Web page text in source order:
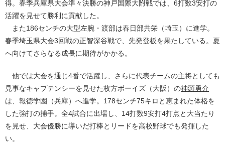
得。春季兵庫県大会準々決勝の神戸国際大附戦では、6打数3安打の
活躍を見せて勝利に貢献した。
また186センチの大型左腕・渡部は春日部共栄（埼玉）に進学。
春季埼玉県大会3回戦の正智深谷戦で、先発登板を果たしている。夏
へ向けてさらなる成長に期待がかかる。
他では大会を通じ4番で活躍し、さらに代表チームの主将としても
見事なキャプテンシーを見せた枚方ボーイズ（大阪）の神頭勇介
は、報徳学園（兵庫）へ進学。178センチ75キロと恵まれた体格を
した強打の捕手。全4試合に出場し、14打数9安打4打点と大当たり
を見せ、大会優勝に導いだ打棒とリードを高校野球でも発揮した
い。